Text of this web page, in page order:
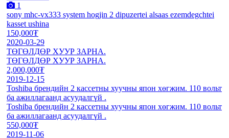
1
sony mhc-vx333 system hogjin 2 dipuzertei alsaas ezemdegchtei
kasset ushina
150,000₮
2020-03-29
ТӨГӨЛДӨР ХУУР ЗАРНА.
ТӨГӨЛДӨР ХУУР ЗАРНА.
2,000,000₮
2019-12-15
Toshiba брендийн 2 кассетны хуучны япон хөгжим. 110 вольт
ба ажиллагаанд асуудалгүй .
Toshiba брендийн 2 кассетны хуучны япон хөгжим. 110 вольт
ба ажиллагаанд асуудалгүй .
550,000₮
2019-11-06